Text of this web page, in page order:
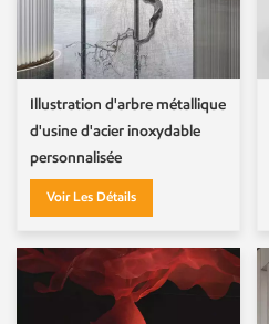
Illustration d'arbre métallique
d'usine d'acier inoxydable
personnalisée
Voir Les Détails